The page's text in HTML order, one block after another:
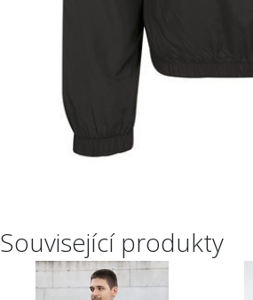
Související produkty